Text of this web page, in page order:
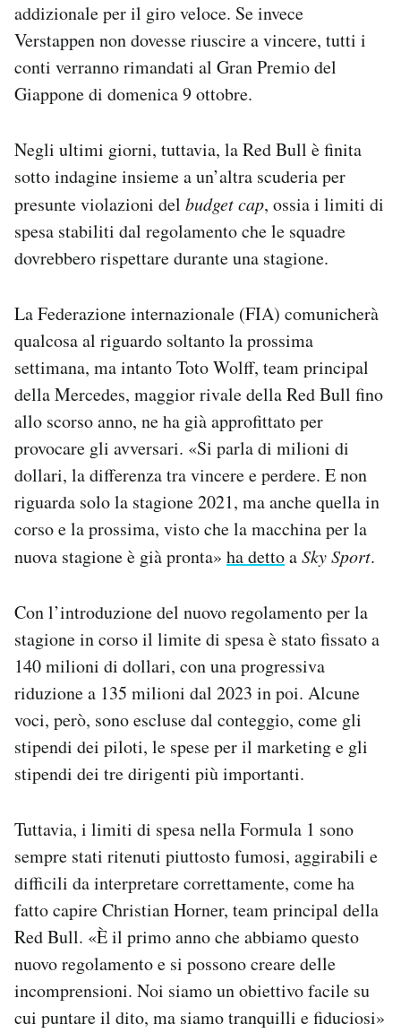
addizionale per il giro veloce. Se invece
Verstappen non dovesse riuscire a vincere, tutti i
conti verranno rimandati al Gran Premio del
Giappone di domenica 9 ottobre.
Negli ultimi giorni, tuttavia, la Red Bull è finita
sotto indagine insieme a un’altra scuderia per
presunte violazioni del budget cap, ossia i limiti di
spesa stabiliti dal regolamento che le squadre
dovrebbero rispettare durante una stagione.
La Federazione internazionale (FIA) comunicherà
qualcosa al riguardo soltanto la prossima
settimana, ma intanto Toto Wolff, team principal
della Mercedes, maggior rivale della Red Bull fino
allo scorso anno, ne ha già approfittato per
provocare gli avversari. «Si parla di milioni di
dollari, la differenza tra vincere e perdere. E non
riguarda solo la stagione 2021, ma anche quella in
corso e la prossima, visto che la macchina per la
nuova stagione è già pronta» ha dettoaSky Sport.
Con l’introduzione del nuovo regolamento per la
stagione in corso il limite di spesa è stato fissato a
140 milioni di dollari, con una progressiva
riduzione a 135 milioni dal 2023 in poi. Alcune
voci, però, sono escluse dal conteggio, come gli
stipendi dei piloti, le spese per il marketing e gli
stipendi dei tre dirigenti più importanti.
Tuttavia, i limiti di spesa nella Formula 1 sono
sempre stati ritenuti piuttosto fumosi, aggirabili e
difficili da interpretare correttamente, come ha
fatto capire Christian Horner, team principal della
Red Bull. «È il primo anno che abbiamo questo
nuovo regolamento e si possono creare delle
incomprensioni. Noi siamo un obiettivo facile su
cui puntare il dito, ma siamo tranquilli e fiduciosi»